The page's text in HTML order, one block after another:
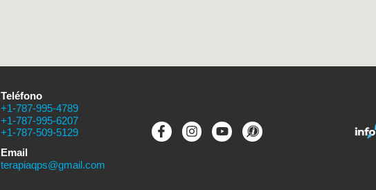
Teléfono
+1-787-995-4789
+1-787-995-6207
+1-787-509-5129
Email
terapiaqps@gmail.com